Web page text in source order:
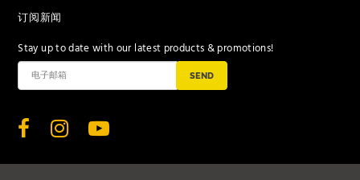
订阅新闻
Stay up to date with our latest products & promotions!
SEND